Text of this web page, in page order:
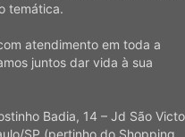
temática.
atendimento em toda a
juntos dar vida à sua
Badia, 14 – Jd São